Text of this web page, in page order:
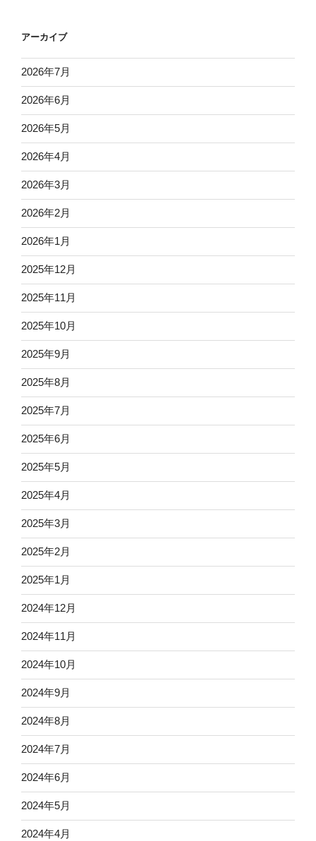
アーカイブ
2026年7月
2026年6月
2026年5月
2026年4月
2026年3月
2026年2月
2026年1月
2025年12月
2025年11月
2025年10月
2025年9月
2025年8月
2025年7月
2025年6月
2025年5月
2025年4月
2025年3月
2025年2月
2025年1月
2024年12月
2024年11月
2024年10月
2024年9月
2024年8月
2024年7月
2024年6月
2024年5月
2024年4月